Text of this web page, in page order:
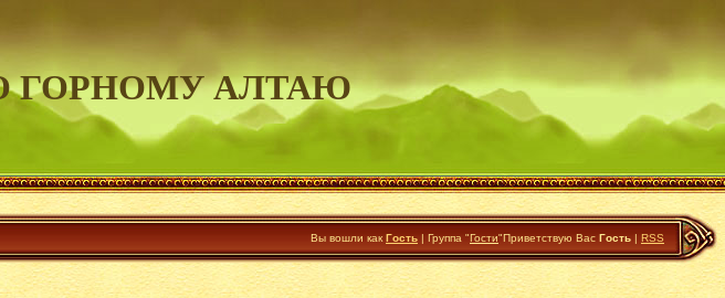
ГОРНОМУ АЛТАЮ
Вы вошли как Гость | Группа "Гости"Приветствую Вас Гость | RSS